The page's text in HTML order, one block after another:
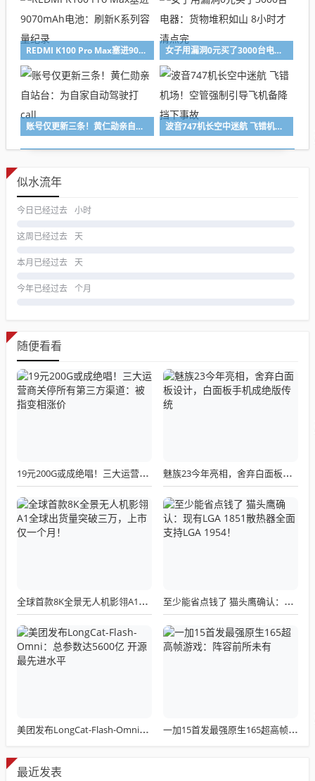
REDMI K100 Pro Max塞进9070mAh电池：刷新K系列容量纪录 女子用漏洞0元买了3000台电器：货物堆积如山 8小时才清点完
账号仅更新三条！黄仁勋亲自站台：为自家自动驾驶打call 波音747机长空中迷航 飞错机场！空管强制引导飞机备降 挡下事故
似水流年
今日已经过去 小时
这周已经过去 天
本月已经过去 天
今年已经过去 个月
随便看看
19元200G或成绝唱！三大运营商关停所有第三方渠道：被指变相涨价 魅族23今年亮相，舍弃白面板设计，白面板手机成绝版传统
全球首款8K全景无人机影翎A1全球出货量突破三万，上市仅一个月！ 至少能省点钱了 猫头鹰确认：现有LGA 1851散热器全面支持LGA 1954！
美团发布LongCat-Flash-Omni：总参数达5600亿 开源最先进水平 一加15首发最强原生165超高帧游戏：阵容前所未有
最近发表